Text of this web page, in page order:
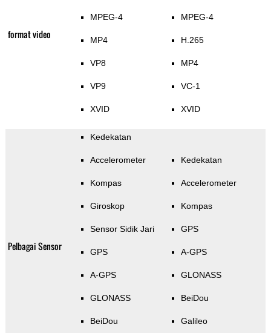
format video
MPEG-4
MP4
VP8
VP9
XVID
MPEG-4
H.265
MP4
VC-1
XVID
Pelbagai Sensor
Kedekatan
Accelerometer
Kompas
Giroskop
Sensor Sidik Jari
GPS
A-GPS
GLONASS
BeiDou
Kedekatan
Accelerometer
Kompas
GPS
A-GPS
GLONASS
BeiDou
Galileo